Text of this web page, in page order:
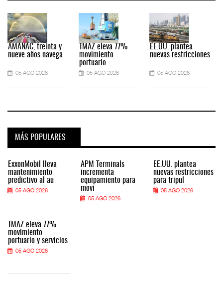
AMANAC, treinta y
nueve años navega
05 AGO 2026
TMAZ eleva 77%
movimiento
portuario ...
05 AGO 2026
EE.UU. plantea
nuevas restricciones
05 AGO 2026
MÁS POPULARES
ExxonMobil lleva
mantenimiento
predictivo al au
05 AGO 2026
TMAZ eleva 77%
movimiento
portuario y servicios
05 AGO 2026
APM Terminals
incrementa
equipamiento para
movi
05 AGO 2026
EE.UU. plantea
nuevas restricciones
para tripul
05 AGO 2026